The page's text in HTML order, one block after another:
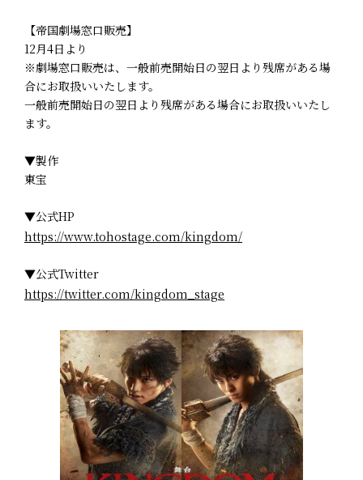
【帝国劇場窓口販売】
12月4日より
※劇場窓口販売は、一般前売開始日の翌日より残席がある場
合にお取扱いいたします。
一般前売開始日の翌日より残席がある場合にお取扱いいたし
ます。
▼製作
東宝
▼公式HP
https://www.tohostage.com/kingdom/
▼公式Twitter
https://twitter.com/kingdom_stage